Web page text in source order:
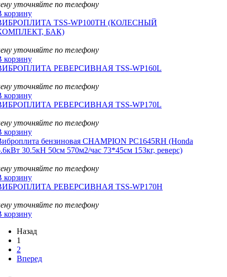
уточняйте по телефону
корзину
TSS-WP100TH (КОЛЕСНЫЙ
БАК)
уточняйте по телефону
корзину
РЕВЕРСИВНАЯ TSS-WP160L
уточняйте по телефону
корзину
РЕВЕРСИВНАЯ TSS-WP170L
уточняйте по телефону
корзину
бензиновая CHAMPION PC1645RH (Honda
30.5кН 50см 570м2/час 73*45см 153кг, реверс)
уточняйте по телефону
корзину
РЕВЕРСИВНАЯ TSS-WP170H
уточняйте по телефону
корзину
Назад
1
2
Вперед